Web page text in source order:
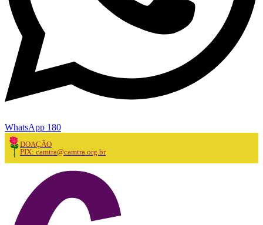
WhatsApp 180
DOAÇÃO
PIX: camtra@camtra.org.br